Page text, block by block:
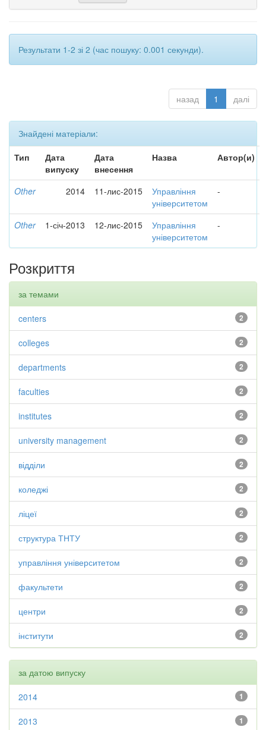
Результати 1-2 зі 2 (час пошуку: 0.001 секунди).
назад 1 далі
Знайдені матеріали:
Тип
Дата
випуску
Дата
внесення
Назва Автор(и)
Other 2014 11-лис-2015
Управління
університетом
-
Other 1-січ-2013 12-лис-2015
Управління
університетом
-
Розкриття
за темами
2
centers
2
colleges
2
departments
2
faculties
2
institutes
2
university management
2
відділи
2
коледжі
2
ліцеї
2
структура ТНТУ
2
управління університетом
2
факультети
2
центри
2
інститути
за датою випуску
1
2014
1
2013